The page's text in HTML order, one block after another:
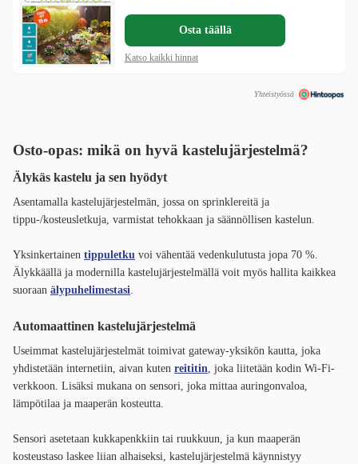
Osta täällä
Katso kaikki hinnat
Yhteistyössä
Osto-opas: mikä on hyvä kastelujärjestelmä?
Älykäs kastelu ja sen hyödyt
Asentamalla kastelujärjestelmän, jossa on sprinklereitä ja
tippu-/kosteusletkuja, varmistat tehokkaan ja säännöllisen kastelun.
Yksinkertainen tippuletku voi vähentää vedenkulutusta jopa 70 %.
Älykkäällä ja modernilla kastelujärjestelmällä voit myös hallita kaikkea
suoraan älypuhelimestasi
Automaattinen kastelujärjestelmä
Useimmat kastelujärjestelmät toimivat gateway-yksikön kautta, joka
yhdistetään internetiin, aivan kuten reititin , joka liitetään kodin Wi-Fi-
verkkoon. Lisäksi mukana on sensori, joka mittaa auringonvaloa,
lämpötilaa ja maaperän kosteutta.
Sensori asetetaan kukkapenkkiin tai ruukkuun, ja kun maaperän
kosteustaso laskee liian alhaiseksi, kastelujärjestelmä käynnistyy